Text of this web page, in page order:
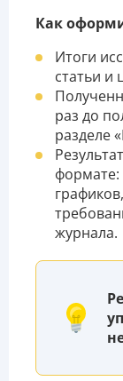
Как
Итоги
статьи и
раз до
разделе
формате:
журнала.